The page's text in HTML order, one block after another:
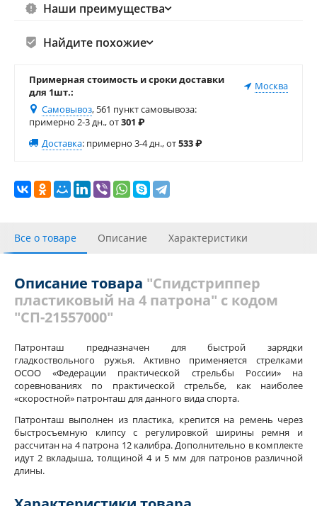
Наши преимущества
Найдите похожие
Примерная стоимость и сроки доставки
для 1шт.:
Москва
Самовывоз, 561 пункт самовывоза:
примерно 2-3 дн., от301 ₽
Доставка: примерно 3-4 дн., от533₽
Все о товаре Описание Характеристики
Описание товара "Спидстриппер
пластиковый на 4 патрона" с кодом
"СП-21557000"
Патронташ предназначен для быстрой зарядки
гладкоствольного ружья. Активно применяется стрелками
ОСОО «Федерации практической стрельбы России» на
соревнованиях по практической стрельбе, как наиболее
«скоростной» патронташ для данного вида спорта.
Патронташ выполнен из пластика, крепится на ремень через
быстросъемную клипсу с регулировкой ширины ремня и
рассчитан на 4 патрона 12 калибра. Дополнительно в комплекте
идут 2 вкладыша, толщиной 4 и 5 мм для патронов различной
длины.